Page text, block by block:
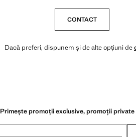
CONTACT
Dacă preferi, dispunem și de alte opțiuni de
Primește promoții exclusive, promoții